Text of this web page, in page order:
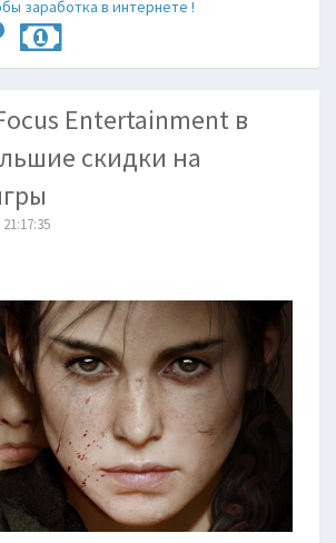
заработка в интернете !
Entertainment в
скидки на